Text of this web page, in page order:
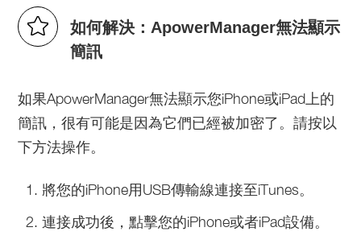
如何解決：ApowerManager無法顯示
簡訊
如果ApowerManager無法顯示您iPhone或iPad上的
簡訊，很有可能是因為它們已經被加密了。請按以
下方法操作。
將您的iPhone用USB傳輸線連接至iTunes。
連接成功後，點擊您的iPhone或者iPad設備。